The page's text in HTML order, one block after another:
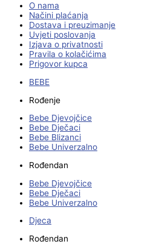
O nama
Načini plaćanja
Dostava i preuzimanje
Uvjeti poslovanja
Izjava o privatnosti
Pravila o kolačićima
Prigovor kupca
BEBE
Rođenje
Bebe Djevojčice
Bebe Dječaci
Bebe Blizanci
Bebe Univerzalno
Rođendan
Bebe Djevojčice
Bebe Dječaci
Bebe Univerzalno
Djeca
Rođendan